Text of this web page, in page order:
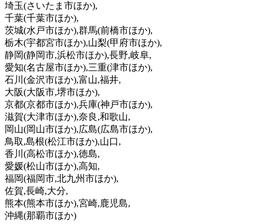
埼玉(さいたま市ほか),
千葉(千葉市ほか),
茨城(水戸市ほか),群馬(前橋市ほか),
栃木(宇都宮市ほか),山梨(甲府市ほか),
静岡(静岡市,浜松市ほか),長野,岐阜,
愛知(名古屋市ほか),三重(津市ほか),
石川 (金沢市ほか),富山,福井,
大阪(大阪市,堺市ほか),
京都(京都市ほか),兵庫(神戸市ほか),
滋賀(大津市ほか),奈良,和歌山,
岡山(岡山市ほか),広島(広島市ほか),
鳥取,島根(松江市ほか),山口,
香川 (高松市ほか),徳島,
愛媛(松山市ほか),高知,
福岡(福岡市,北九州市ほか),
佐賀,長崎,大分,
熊本(熊本市ほか),宮崎,鹿児島,
沖縄(那覇市ほか)